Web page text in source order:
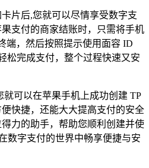
片后,您就可以尽情享受数字支
支付的商家结账时，只需将手机
端，然后按照提示使用面容 ID
松完成支付，整个过程快速又安
可以在苹果手机上成功创建 TP
快捷，还能大大提高支付的安全
力的助手，帮助您顺利创建并使
数字支付的世界中畅享便捷与安